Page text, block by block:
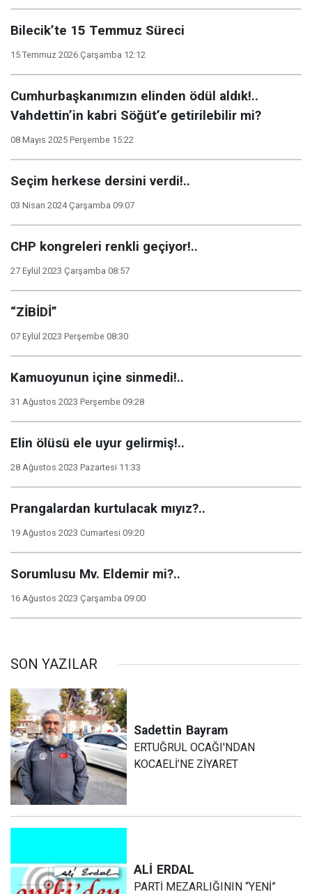
Bilecik’te 15 Temmuz Süreci
15 Temmuz 2026 Çarşamba 12:12
Cumhurbaşkanımızın elinden ödül aldık!..
Vahdettin’in kabri Söğüt’e getirilebilir mi?
08 Mayıs 2025 Perşembe 15:22
Seçim herkese dersini verdi!..
03 Nisan 2024 Çarşamba 09:07
CHP kongreleri renkli geçiyor!..
27 Eylül 2023 Çarşamba 08:57
“ZİBİDİ”
07 Eylül 2023 Perşembe 08:30
Kamuoyunun içine sinmedi!..
31 Ağustos 2023 Perşembe 09:28
Elin ölüsü ele uyur gelirmiş!..
28 Ağustos 2023 Pazartesi 11:33
Prangalardan kurtulacak mıyız?..
19 Ağustos 2023 Cumartesi 09:20
Sorumlusu Mv. Eldemir mi?..
16 Ağustos 2023 Çarşamba 09:00
SON YAZILAR
Sadettin Bayram
ERTUĞRUL OCAĞI'NDAN
KOCAELİ’NE ZİYARET
ALİ ERDAL
PARTİ MEZARLIĞININ “YENİ”